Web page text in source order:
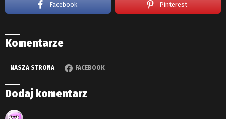
Facebook Pinterest
Komentarze
NASZA STRONA FACEBOOK
Dodaj komentarz